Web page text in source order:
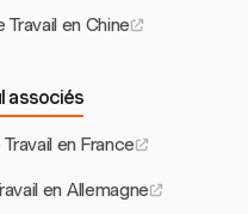
en Chine
associés
en France
en Allemagne